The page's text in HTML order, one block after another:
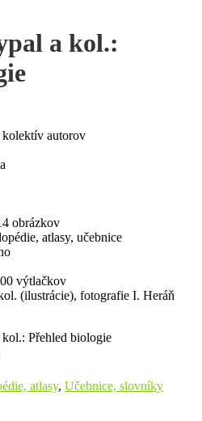
a kol.:
kolektív autorov
obrázkov
atlasy, učebnice
výtlačkov
(ilustrácie), fotografie I. Heráň
Přehled biologie
atlasy, Učebnice, slovníky